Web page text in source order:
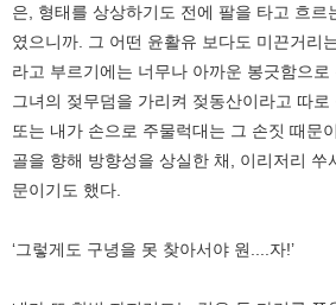
은, 형태를 상상하기도 전에 팔을 타고 흐르
였으니까. 그 어떤 윤활유 보다도 미끈거리
라고 부르기에는 너무나 아까운 봉긋함으
그녀의 젖무덤을 가리켜 젖동산이라고 따
또는 내가 손으로 주물럭대는 그 손짓 때문
골을 향해 방향성을 상실한 채, 이리저리 쑤
문이기도 했다.
‘그렇게도 구녕을 못 찾아서야 원....자!’